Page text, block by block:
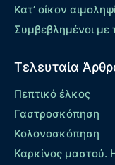
Κατ’ οίκον
Συμβεβλημένοι
Τελευταία
Πεπτικό έλκος
Γαστροσκόπηση
Κολονοσκόπηση
Καρκίνος μαστού.